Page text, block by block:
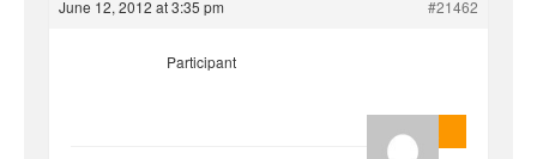
June 12, 2012 at 3:35 pm #21462
AnlonEvil.
Participant